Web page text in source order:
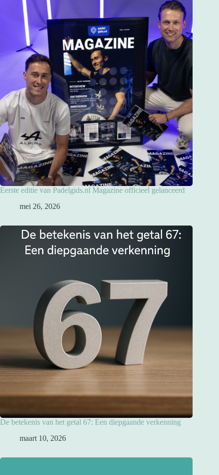
Eerste editie van Padelgids.nl Magazine officieel gelanceerd
mei 26, 2026
De betekenis van het getal 67: Een diepgaande verkenning
maart 10, 2026